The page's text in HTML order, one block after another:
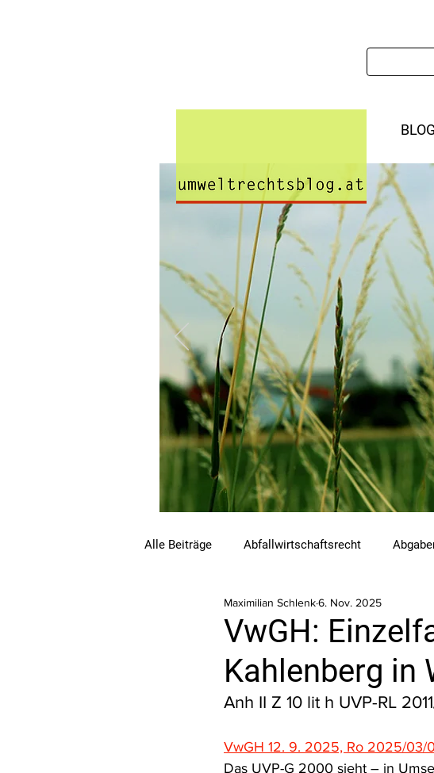
BLOG
Alle Beiträge Abfallwirtschaftsrecht
Beihilfen und Förderungen Chemikalienrecht
Luftreinhalterecht Naturschutzrecht
VwGH:
Kahlenberg in
Maximilian Schlenk6. Nov. 2025
Anh II Z 10 lit h UVP-RL
VwGH 12. 9. 2025, Ro 2025/03/
Das UVP-G 2000 sieht – in